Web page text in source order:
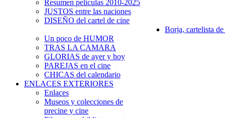
Resumen películas 2010-2025
JUSTOS entre las naciones
DISEÑO del cartel de cine
Borja, cartelista
Un poco de HUMOR
TRAS LA CAMARA
GLORIAS de ayer y hoy
PAREJAS en el cine
CHICAS del calendario
ENLACES EXTERIORES
Enlaces
Museos y colecciones de
precine y cine